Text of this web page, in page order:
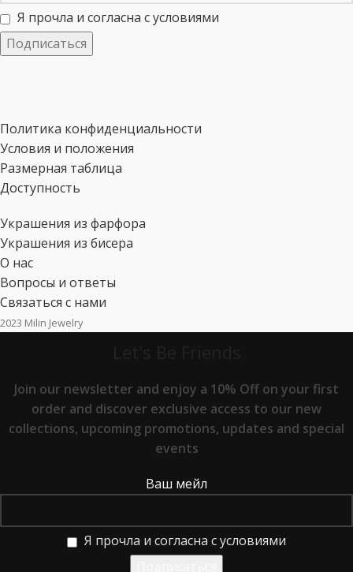
Я прочла и согласна с условиями
Политика конфиденциальности
Условия и положения
Размерная таблица
Доступность
Украшения из фарфора
Украшения из бисера
О нас
Вопросы и ответы
Связаться с нами
2023 Milin Jewelry
Join our newsletter and enjoy a 10% Off on your first
order and discover exclusive access to our new
collections, upcoming promotions, updates and special
events
Ваш мейл
Я прочла и согласна с условиями